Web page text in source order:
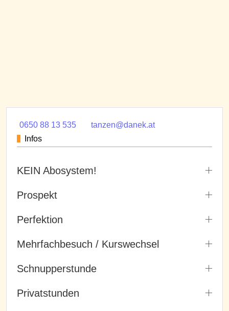
0650 88 13 535
tanzen@danek.at
Infos
KEIN Abosystem!
Prospekt
Perfektion
Mehrfachbesuch / Kurswechsel
Schnupperstunde
Privatstunden